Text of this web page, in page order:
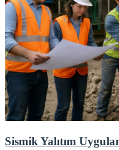
Sismik Yalıtım